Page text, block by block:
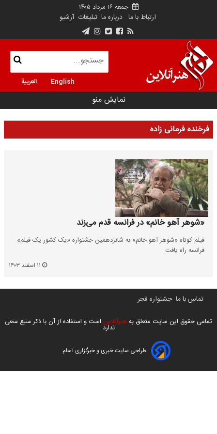
جمعه ۱۶ مرداد ۱۴۰۵
ارتباط با ما درباره ما تبلیغات آرشیو
English العربية
نمایش منو
فرخنده فرمانی زاده
«شوهر آهو خانم» در فرانسه قدم می‌زند
فیلم کوتاه «شوهر آهو خانم» به شانزدهمین جشنواره «یک کشور یک فیلم»
فرانسه راه یافت.
تماس با ما جشنواره فجر
تمامی حقوق این سایت متعلق به هنرآنلاین است و استفاده از آن با ذکر منبع منعی
ندارد
طراحی سایت خبری و خبرگزاری آسام